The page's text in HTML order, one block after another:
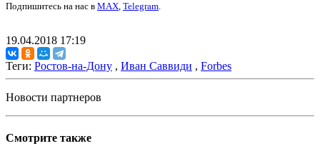
Подпишитесь на нас в MAX, Telegram.
19.04.2018 17:19
Теги: Ростов-на-Дону , Иван Саввиди , Forbes
Новости партнеров
Смотрите также